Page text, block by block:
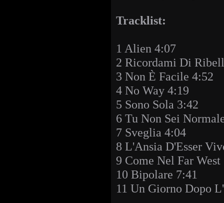
Tracklist:
1 Alien 4:07
2 Ricordami Di
3 Non È Facile 4:52
4 No Way 4:19
5 Sono Sola 3:42
6 Tu Non Sei
7 Sveglia 4:04
8 L'Ansia D'Esser
9 Come Nel Far West
10 Bipolare 7:41
11 Un Giorno Dopo